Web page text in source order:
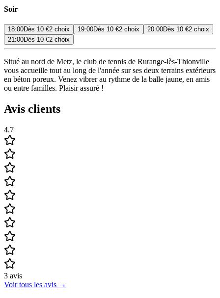
Soir
18:00Dès 10 €2 choix 19:00Dès 10 €2 choix 20:00Dès 10 €2 choix
21:00Dès 10 €2 choix
Situé au nord de Metz, le club de tennis de Rurange-lès-Thionville
vous accueille tout au long de l'année sur ses deux terrains extérieurs
en béton poreux. Venez vibrer au rythme de la balle jaune, en amis
ou entre familles. Plaisir assuré !
Avis clients
4.7
3 avis
Voir tous les avis →